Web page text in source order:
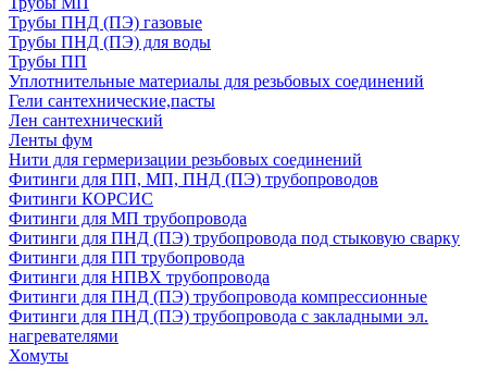
Трубы ПНД (ПЭ) газовые
Трубы ПНД (ПЭ) для воды
Трубы ПП
Уплотнительные материалы для резьбовых соединений
Гели сантехнические,пасты
Лен сантехнический
Ленты фум
Нити для гермеризации резьбовых соединений
Фитинги для ПП, МП, ПНД (ПЭ) трубопроводов
Фитинги КОРСИС
Фитинги для МП трубопровода
Фитинги для ПНД (ПЭ) трубопровода под стыковую сварку
Фитинги для ПП трубопровода
Фитинги для НПВХ трубопровода
Фитинги для ПНД (ПЭ) трубопровода компрессионные
Фитинги для ПНД (ПЭ) трубопровода с закладными эл.
нагревателями
Хомуты